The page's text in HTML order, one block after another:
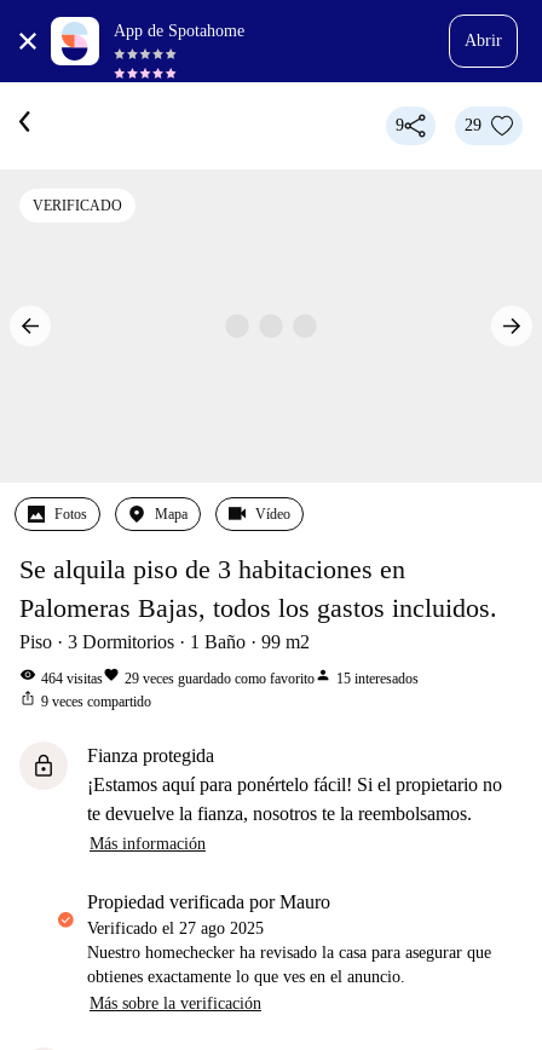
App de Spotahome
Abrir
9 29
VERIFICADO
Fotos Mapa Vídeo
Se alquila piso de 3 habitaciones en
Palomeras Bajas, todos los gastos incluidos.
Piso 3 Dormitorios 1 Baño 99 m2
visibility 464 visitasfavorite 29 veces guardado como favoritoperson 15 interesados
ios_share 9 veces compartido
lock
Fianza protegida
¡Estamos aquí para ponértelo fácil! Si el propietario no
te devuelve la fianza, nosotros te la reembolsamos.
Más información
propiedad verificada por Mauro
Verificado el 27 ago 2025
Nuestro homechecker ha revisado la casa para asegurar que
obtienes exactamente lo que ves en el anuncio.
Más sobre la verificación